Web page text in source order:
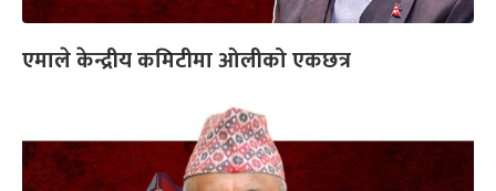
एमाले केन्द्रीय कमिटीमा ओलीको एकछत्र